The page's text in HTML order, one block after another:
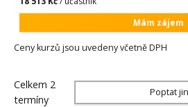
Mám zájem
Ceny kurzů jsou uvedeny včetně DPH
Celkem 2
termíny
Poptat